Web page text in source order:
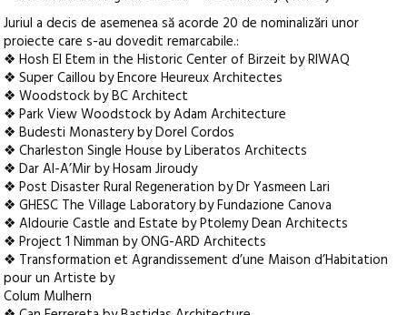
Juriul a decis de asemenea să acorde 20 de nominalizări unor
proiecte care s-au dovedit remarcabile.:
❖ Hosh El Etem in the Historic Center of Birzeit by RIWAQ
❖ Super Caillou by Encore Heureux Architectes
❖ Woodstock by BC Architect
❖ Park View Woodstock by Adam Architecture
❖ Budesti Monastery by Dorel Cordos
❖ Charleston Single House by Liberatos Architects
❖ Dar Al-A’Mir by Hosam Jiroudy
❖ Post Disaster Rural Regeneration by Dr Yasmeen Lari
❖ GHESC The Village Laboratory by Fundazione Canova
❖ Aldourie Castle and Estate by Ptolemy Dean Architects
❖ Project 1 Nimman by ONG-ARD Architects
❖ Transformation et Agrandissement d’une Maison d’Habitation
pour un Artiste by
Colum Mulhern